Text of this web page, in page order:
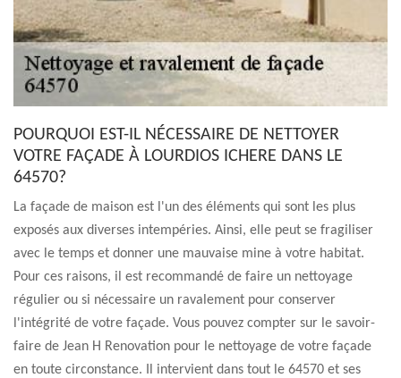
POURQUOI EST-IL NÉCESSAIRE DE NETTOYER
VOTRE FAÇADE À LOURDIOS ICHERE DANS LE
64570?
La façade de maison est l'un des éléments qui sont les plus
exposés aux diverses intempéries. Ainsi, elle peut se fragiliser
avec le temps et donner une mauvaise mine à votre habitat.
Pour ces raisons, il est recommandé de faire un nettoyage
régulier ou si nécessaire un ravalement pour conserver
l'intégrité de votre façade. Vous pouvez compter sur le savoir-
faire de Jean H Renovation pour le nettoyage de votre façade
en toute circonstance. Il intervient dans tout le 64570 et ses